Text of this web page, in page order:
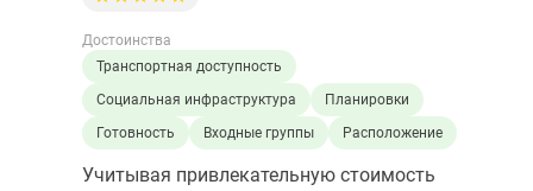
Достоинства
Транспортная доступность
Социальная инфраструктура
Планировки
Готовность
Входные группы Расположение
Учитывая привлекательную стоимость